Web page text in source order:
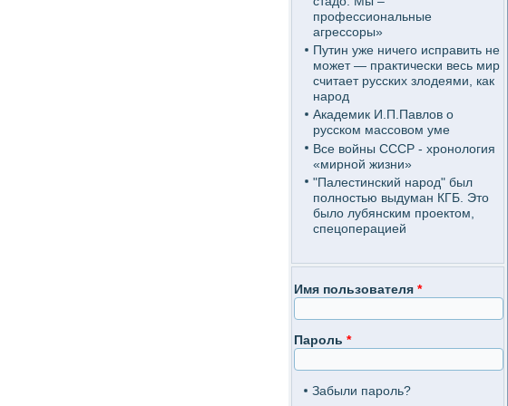
профессиональные
агрессоры»
Путин уже ничего исправить не
может — практически весь мир
считает русских злодеями, как
народ
Академик И.П.Павлов о
русском массовом уме
Все войны СССР - хронология
«мирной жизни»
"Палестинский народ" был
полностью выдуман КГБ. Это
было лубянским проектом,
спецоперацией
Имя пользователя *
Пароль *
Забыли пароль?